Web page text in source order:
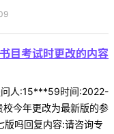
目考试时更改的内容
问人:15***59时间:2022-
今年更改为最新版的参
版吗回复内容:请咨询专